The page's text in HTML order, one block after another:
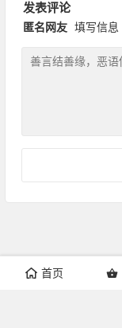
发表评论
匿名网友 填写信息
首页